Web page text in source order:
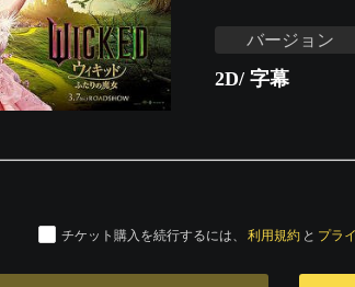
バージョン
2D/ 字幕
チケット購入を続行するには、 利用規約 と プラ